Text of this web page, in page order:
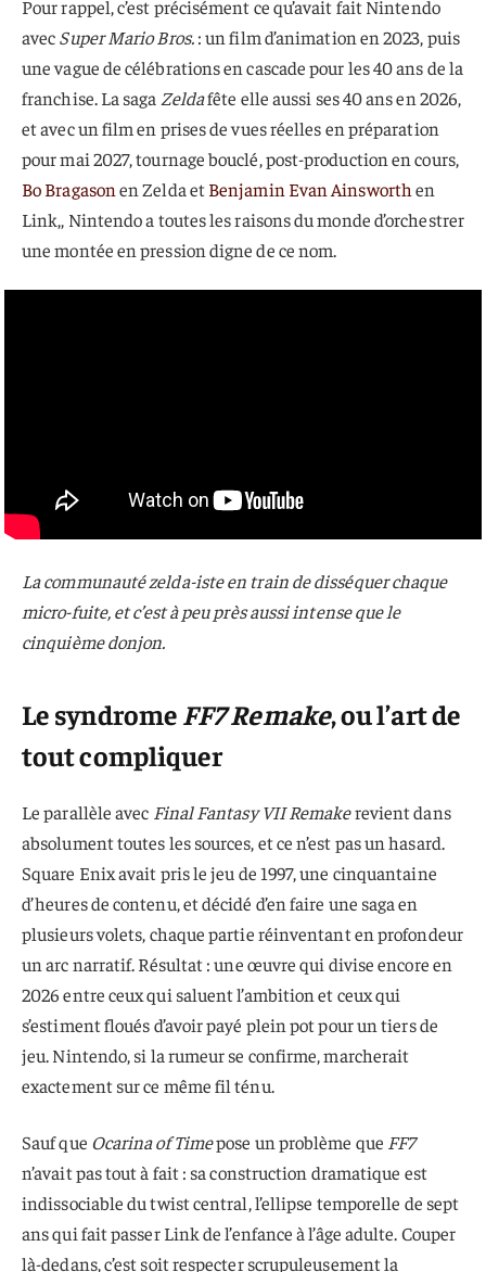
Pour rappel, c’est précisément ce qu’avait fait Nintendo
avecSuper Mario Bros.: un film d’animation en 2023, puis
une vague de célébrations en cascade pour les 40 ans de la
franchise. La saga Zeldafête elle aussi ses 40 ans en 2026,
et avec un film en prises de vues réelles en préparation
pour mai 2027, tournage bouclé, post-production en cours,
Bo Bragasonen Zelda etBenjamin Evan Ainsworth en
Link,, Nintendo a toutes les raisons du monde d’orchestrer
une montée en pression digne de ce nom.
La communauté zelda-iste en train de disséquer chaque
micro-fuite, et c’est à peu près aussi intense que le
cinquième donjon.
Le syndromeFF7 Remake, ou l’art de
tout compliquer
Le parallèle avec Final Fantasy VII Remakerevient dans
absolument toutes les sources, et ce n’est pas un hasard.
Square Enix avait pris le jeu de 1997, une cinquantaine
d’heures de contenu, et décidé d’en faire une saga en
plusieurs volets, chaque partie réinventant en profondeur
un arc narratif. Résultat : une œuvre qui divise encore en
2026 entre ceux qui saluent l’ambition et ceux qui
s’estiment floués d’avoir payé plein pot pour un tiers de
jeu. Nintendo, si la rumeur se confirme, marcherait
exactement sur ce même fil ténu.
Sauf que Ocarina of Timepose un problème que FF7
n’avait pas tout à fait : sa construction dramatique est
indissociable du twist central, l’ellipse temporelle de sept
ans qui fait passer Link de l’enfance à l’âge adulte. Couper
là-dedans, c’est soit respecter scrupuleusement la